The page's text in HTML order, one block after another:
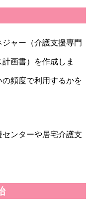
ャー（介護支援専門
画書）を作成しま
頻度で利用するかを
ンターや居宅介護支